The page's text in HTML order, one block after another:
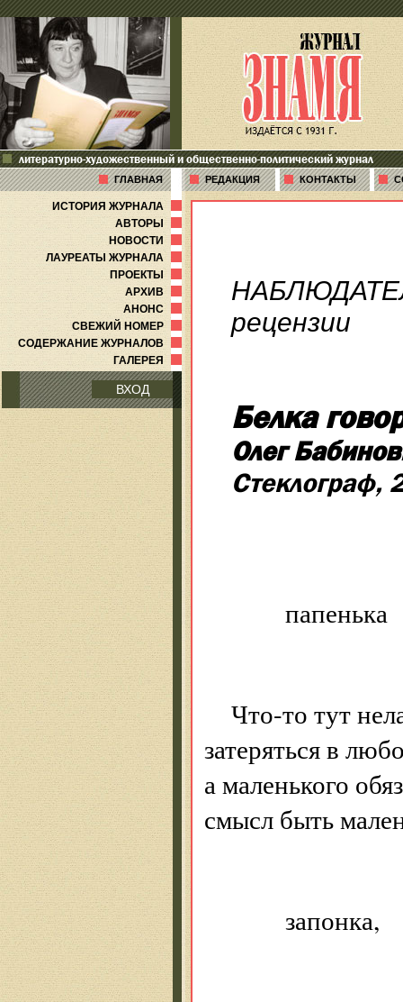
литературно-художественный и общественно-политический журнал
ГЛАВНАЯ РЕДАКЦИЯ КОНТАКТЫ
ИСТОРИЯ ЖУРНАЛА
АВТОРЫ
НОВОСТИ
ЛАУРЕАТЫ ЖУРНАЛА
ПРОЕКТЫ
АРХИВ
АНОНС
СВЕЖИЙ НОМЕР
СОДЕРЖАНИЕ ЖУРНАЛОВ
ГАЛЕРЕЯ
ВХОД
рецензии
Белка
Олег
Стеклограф,
папенька
Что-то тут
затеряться в
а маленького
смысл быть
запонка,